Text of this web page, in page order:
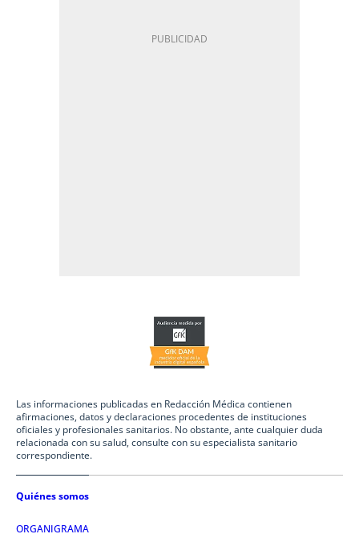
Las informaciones publicadas en Redacción Médica contienen
afirmaciones, datos y declaraciones procedentes de instituciones
oficiales y profesionales sanitarios. No obstante, ante cualquier duda
relacionada con su salud, consulte con su especialista sanitario
correspondiente.
Quiénes somos
ORGANIGRAMA